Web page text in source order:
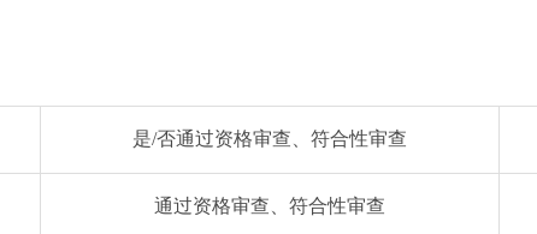
是/否通过资格审查、符合性审查
通过资格审查、符合性审查